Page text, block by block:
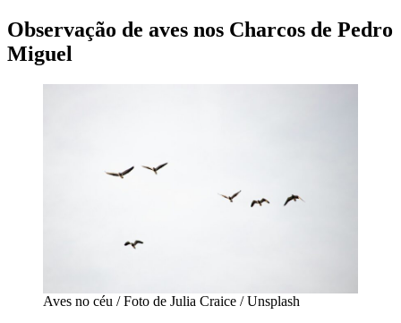
Observação de aves nos Charcos de Pedro
Miguel
Aves no céu / Foto de Julia Craice / Unsplash